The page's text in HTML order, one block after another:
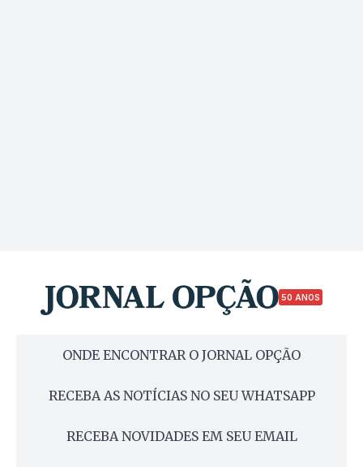
50 ANOS
ONDE ENCONTRAR O JORNAL OPÇÃO
RECEBA AS NOTÍCIAS NO SEU WHATSAPP
RECEBA NOVIDADES EM SEU EMAIL